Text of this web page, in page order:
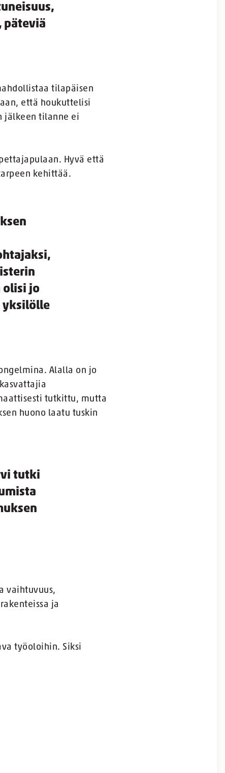
päteviä
tilapäisen
että houkuttelisi
jälkeen tilanne ei
Hyvä että
kehittää.
olisi jo
yksilölle
Alalla on jo
tutkittu, mutta
huono laatu tuskin
tutki
vaihtuvuus,
ja
työoloihin. Siksi